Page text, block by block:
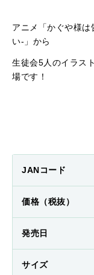
アニメ「かぐや様
い-」から
生徒会5人のイラス
場です！
JANコード
価格（税抜）
発売日
サイズ